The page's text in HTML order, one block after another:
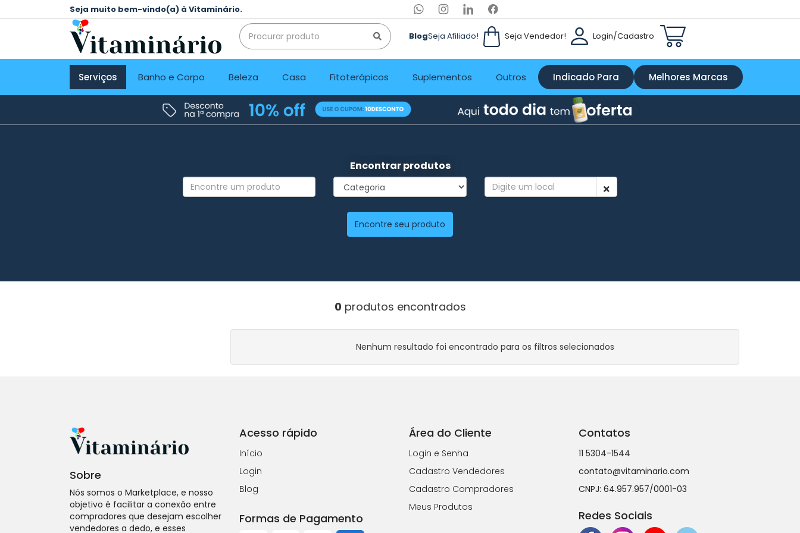
Seja muito bem-vindo(a) à Vitaminário.
BlogSeja Afiliado! Seja Vendedor! Login/Cadastro
Serviços Banho e Corpo Beleza Casa Fitoterápicos Suplementos Outros Indicado Para Melhores Marcas
Encontrar produtos
Encontre seu produto
0 produtos encontrados
Nenhum resultado foi encontrado para os filtros selecionados
Sobre
Nós somos o Marketplace, e nosso
objetivo é facilitar a conexão entre
compradores que desejam escolher
vendedores a dedo, e esses
Acesso rápido
Início
Login
Blog
Formas de Pagamento
Área do Cliente
Login e Senha
Cadastro Vendedores
Cadastro Compradores
Meus Produtos
Contatos
11 5304-1544
contato@vitaminario.com
CNPJ: 64.957.957/0001-03
Redes Sociais